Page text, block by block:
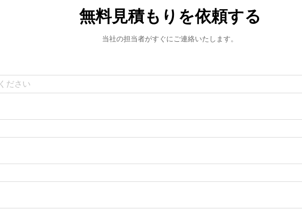
無料見積もりを依頼する
当社の担当者がすぐにご連絡いたします。